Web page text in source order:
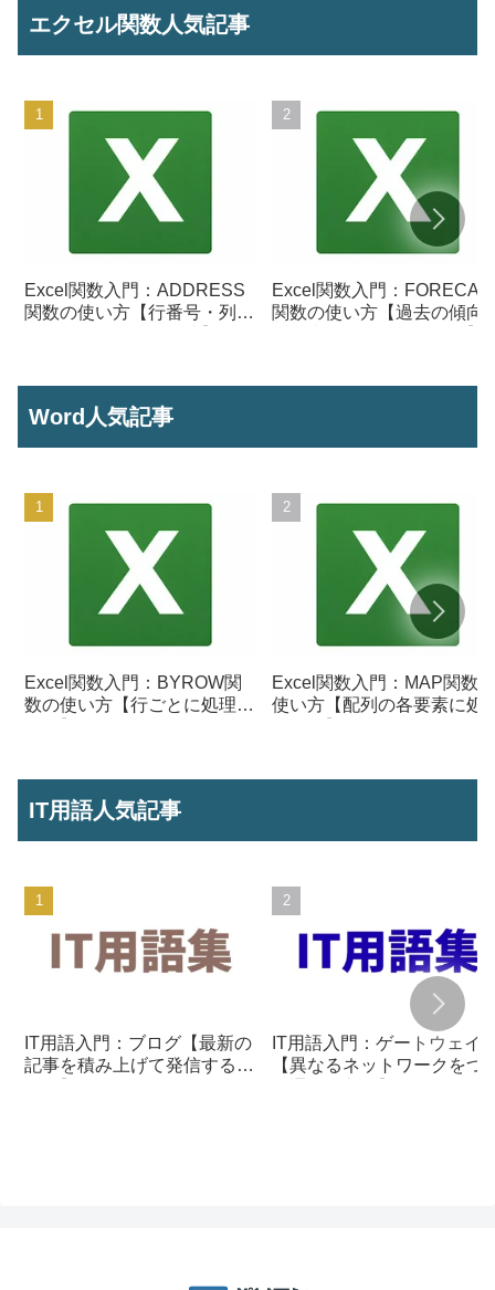
エクセル関数人気記事
Excel関数入門：ADDRESS
関数の使い方【行番号・列番
Excel関数入門：
関数の使い方【過去の傾向
Word人気記事
Excel関数入門：BYROW関
数の使い方【行ごとに処理を
Excel関数入門：MAP関数の
使い方【配列の各要素に処
IT用語人気記事
IT用語入門：ブログ【最新の
記事を積み上げて発信する仕
IT用語入門：ゲートウェイ
【異なるネットワークをつ